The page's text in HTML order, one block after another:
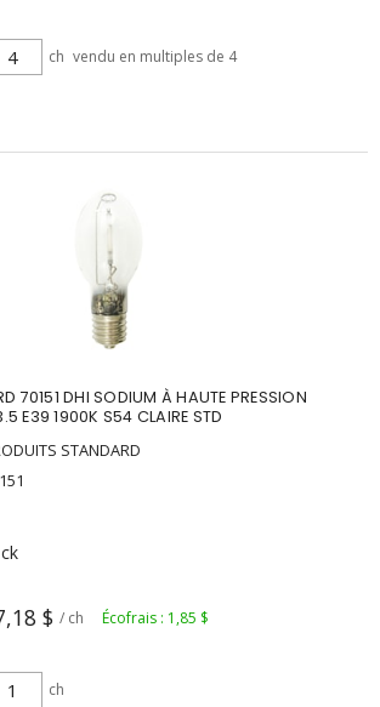
ch vendu en multiples de 4
70151 DHI SODIUM À HAUTE PRESSION
E39 1900K S54 CLAIRE STD
STANDARD
$ / ch Écofrais : 1,85 $
ch